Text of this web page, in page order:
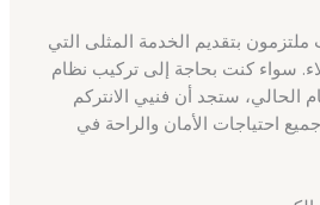
بتقديم الخدمة المثلى التي
سواء كنت بحاجة إلى تركيب نظام
الحالي، ستجد أن فنيي الانتركم
جميع احتياجات الأمان والراحة في